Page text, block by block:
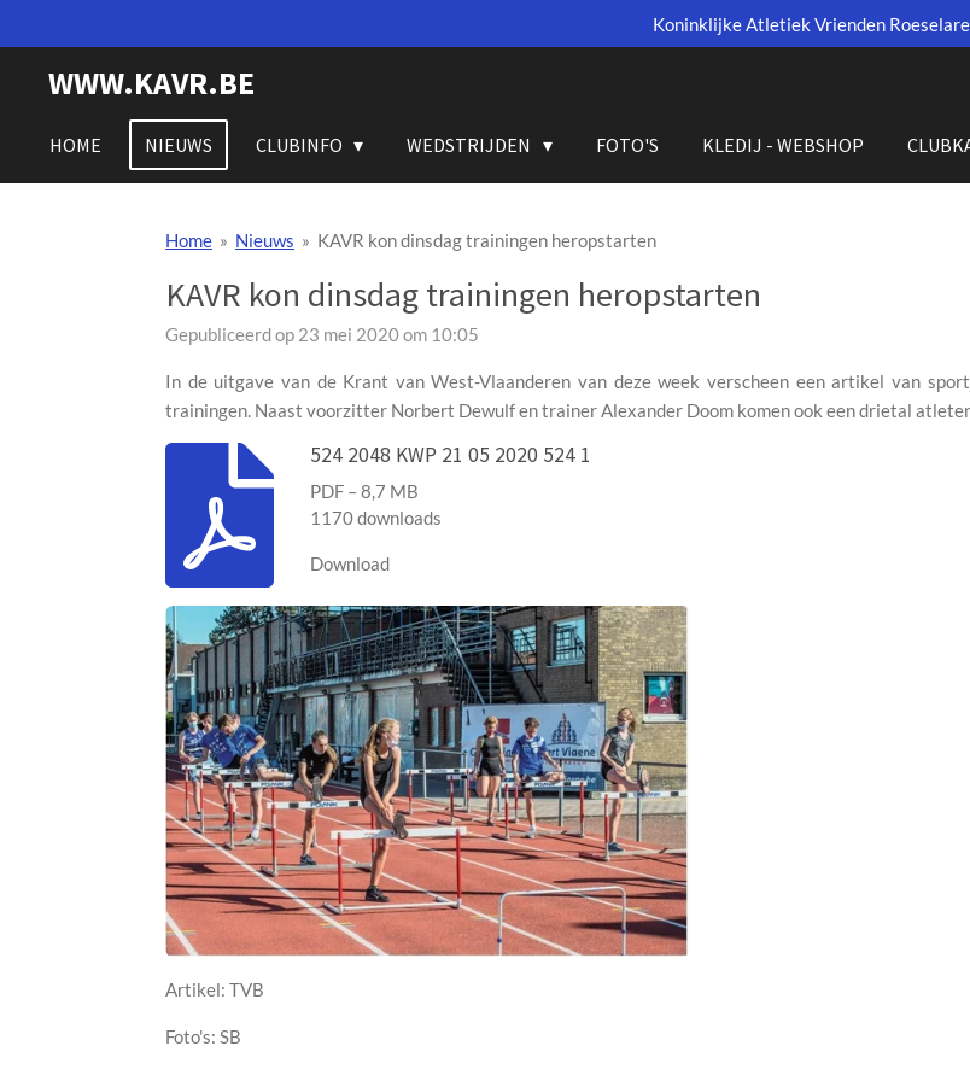
direct
hoofdinhoud
Koninklijke Atletiek Vrienden Roeselare
WWW.KAVR.BE
HOME NIEUWS CLUBINFO WEDSTRIJDEN FOTO'S KLEDIJ - WEBSHOP
Home » Nieuws » KAVR kon dinsdag trainingen heropstarten
KAVR kon dinsdag trainingen heropstarten
Gepubliceerd op 23 mei 2020 om 10:05
In de uitgave van de Krant van West-Vlaanderen van deze week verscheen een artikel van
trainingen. Naast voorzitter Norbert Dewulf en trainer Alexander Doom komen ook een drietal
524 2048 KWP 21 05 2020 524 1
PDF – 8,7 MB
1170 downloads
Download
Artikel: TVB
Foto's: SB